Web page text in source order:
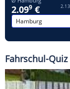
Fahrschul-Quiz